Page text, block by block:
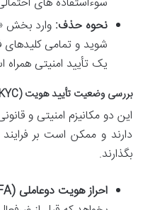
نحوه حذف:
شوید و تمامی کلیدهای
یک تأیید امنیتی
بررسی وضعیت تأیید هویت (KYC) و احراز هویت دوعاملی (2FA)
این دو مکانیزم امنیتی و
دارند و ممکن است بر
بگذارند.
احراز هویت دوعاملی (2FA):